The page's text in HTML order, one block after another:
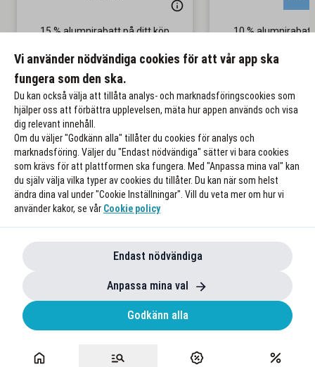
15 % alumnirabatt på ditt köp
Till rabatten
10 %
Gäller även
Vi använder nödvändiga cookies för att vår app ska
fungera som den ska.
Du kan också välja att tillåta analys- och marknadsföringscookies som
hjälper oss att förbättra upplevelsen, mäta hur appen används och visa
dig relevant innehåll.
Om du väljer "Godkänn alla" tillåter du cookies för analys och
marknadsföring. Väljer du "Endast nödvändiga" sätter vi bara cookies
som krävs för att plattformen ska fungera. Med "Anpassa mina val" kan
du själv välja vilka typer av cookies du tillåter. Du kan när som helst
ändra dina val under "Cookie Inställningar". Vill du veta mer om hur vi
använder kakor, se vår Cookie policy
Endast nödvändiga
Anpassa mina val
Godkänn alla